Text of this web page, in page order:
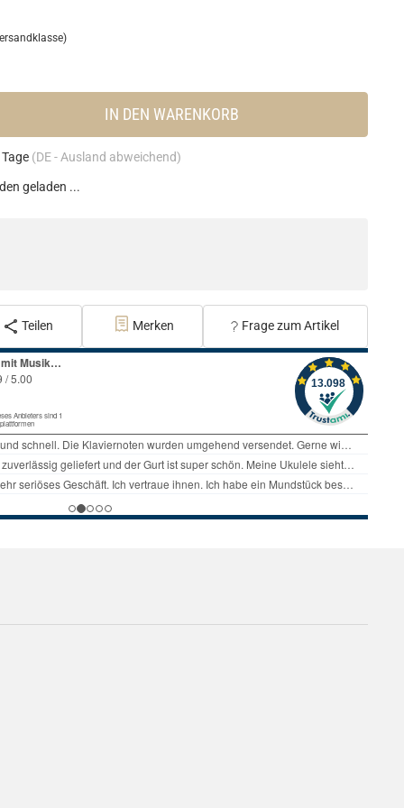
IN DEN WARENKORB
(DE - Ausland abweichend)
geladen ...
Teilen Merken Frage zum Artikel